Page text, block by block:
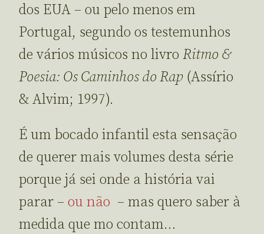
dos EUA – ou pelo menos em
Portugal, segundo os testemunhos
de vários músicos no livro Ritmo &
Poesia: Os Caminhos do Rap (Assírio
& Alvim; 1997).
É um bocado infantil esta sensação
de querer mais volumes desta série
porque já sei onde a história vai
parar – ou não – mas quero saber à
medida que mo contam…